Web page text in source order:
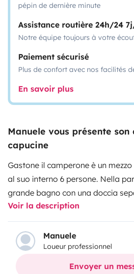
pépin de dernière minute
Assistance routière 24h/24
Notre équipe toujours à votre
Paiement sécurisé
Plus de confort avec nos facilités
En savoir plus
Manuele vous présente
capucine
Gastone il camperone è un
al suo interno 6 persone. Nella
grande bagno con una doccia
essere trasformata anche in un
dotato di ogni comfort,
cellula,che permette di vivere il
appartamento. La cucina ad
fornelli, frigorifero e forno a gas.
Voir la description
Manuele
Loueur professionnel
Envoyer un